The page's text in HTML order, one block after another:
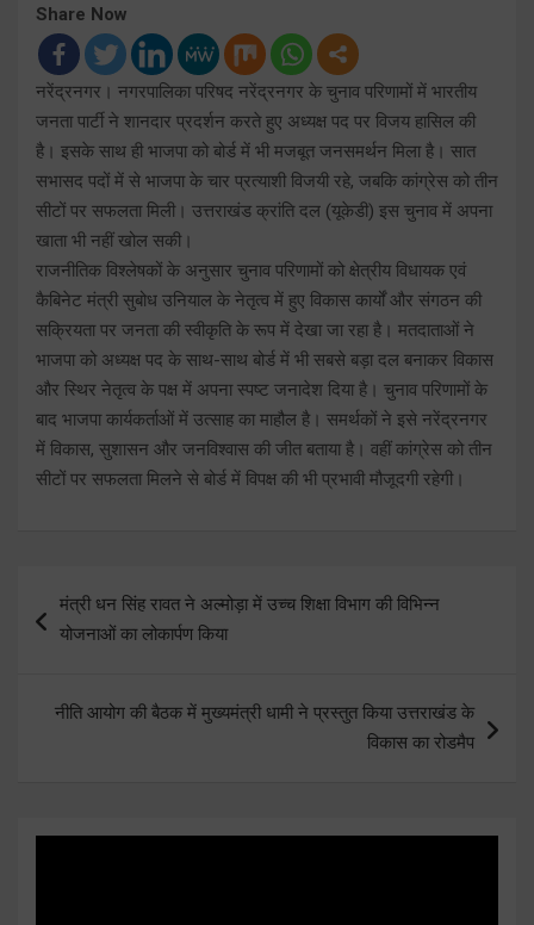
Share Now
नरेंद्रनगर। नगरपालिका परिषद नरेंद्रनगर के चुनाव परिणामों में भारतीय
जनता पार्टी ने शानदार प्रदर्शन करते हुए अध्यक्ष पद पर विजय हासिल की
है। इसके साथ ही भाजपा को बोर्ड में भी मजबूत जनसमर्थन मिला है। सात
सभासद पदों में से भाजपा के चार प्रत्याशी विजयी रहे, जबकि कांग्रेस को तीन
सीटों पर सफलता मिली। उत्तराखंड क्रांति दल (यूकेडी) इस चुनाव में अपना
खाता भी नहीं खोल सकी।
राजनीतिक विश्लेषकों के अनुसार चुनाव परिणामों को क्षेत्रीय विधायक एवं
कैबिनेट मंत्री सुबोध उनियाल के नेतृत्व में हुए विकास कार्यों और संगठन की
सक्रियता पर जनता की स्वीकृति के रूप में देखा जा रहा है। मतदाताओं ने
भाजपा को अध्यक्ष पद के साथ-साथ बोर्ड में भी सबसे बड़ा दल बनाकर विकास
और स्थिर नेतृत्व के पक्ष में अपना स्पष्ट जनादेश दिया है। चुनाव परिणामों के
बाद भाजपा कार्यकर्ताओं में उत्साह का माहौल है। समर्थकों ने इसे नरेंद्रनगर
में विकास, सुशासन और जनविश्वास की जीत बताया है। वहीं कांग्रेस को तीन
सीटों पर सफलता मिलने से बोर्ड में विपक्ष की भी प्रभावी मौजूदगी रहेगी।
navigation
मंत्री धन सिंह रावत ने अल्मोड़ा में उच्च शिक्षा विभाग की विभिन्न
योजनाओं का लोकार्पण किया
नीति आयोग की बैठक में मुख्यमंत्री धामी ने प्रस्तुत किया उत्तराखंड के
विकास का रोडमैप